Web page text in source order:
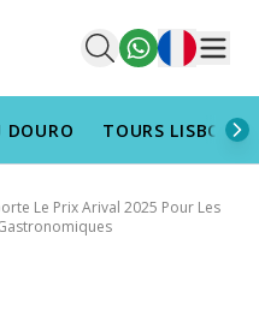
Français
DOURO TOURS
Le Prix Arival 2025 Pour Les